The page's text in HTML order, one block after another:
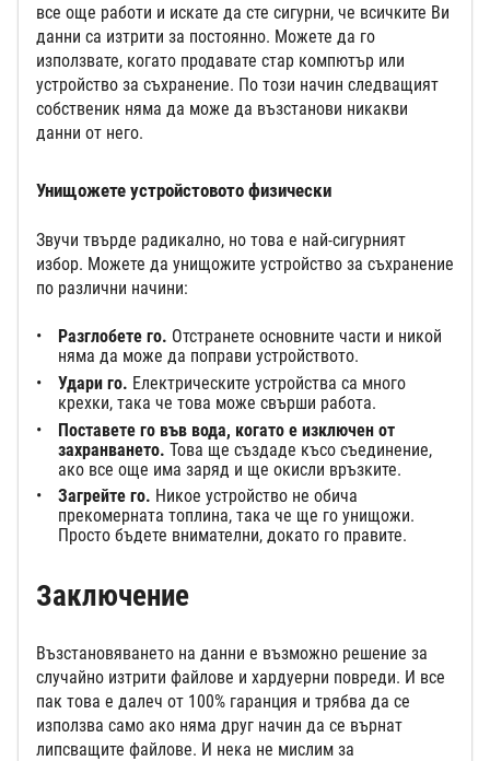
все още работи и искате да сте сигурни, че всичките Ви
данни са изтрити за постоянно. Можете да го
използвате, когато продавате стар компютър или
устройство за съхранение. По този начин следващият
собственик няма да може да възстанови никакви
данни от него.
Унищожете устройстовото физически
Звучи твърде радикално, но това е най-сигурният
избор. Можете да унищожите устройство за съхранение
по различни начини:
Разглобете го. Отстранете основните части и никой
няма да може да поправи устройството.
Удари го. Електрическите устройства са много
крехки, така че това може свърши работа.
Поставете го във вода, когато е изключен от
захранването. Това ще създаде късо съединение,
ако все още има заряд и ще окисли връзките.
Загрейте го. Никое устройство не обича
прекомерната топлина, така че ще го унищожи.
Просто бъдете внимателни, докато го правите.
Заключение
Възстановяването на данни е възможно решение за
случайно изтрити файлове и хардуерни повреди. И все
пак това е далеч от 100% гаранция и трябва да се
използва само ако няма друг начин да се върнат
липсващите файлове. И нека не мислим за